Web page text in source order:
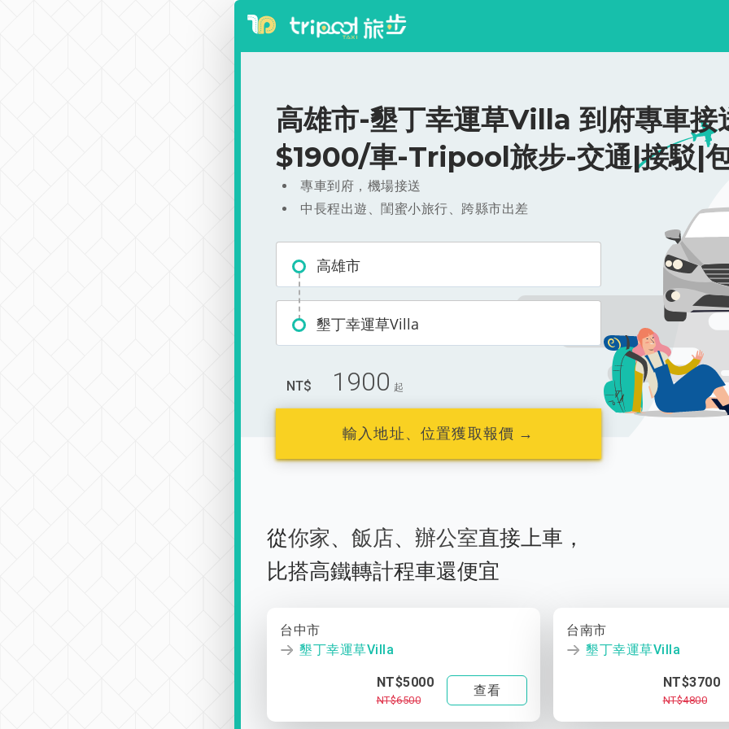
高雄市-墾丁幸運草Villa 到府專車接
$1900/車-Tripool旅步-交通|接駁|
專車到府，機場接送
中長程出遊、閨蜜小旅行、跨縣市出差
高雄市
墾丁幸運草Villa
NT$ 1900 起
輸入地址、位置獲取報價 →
從你家、 飯店、 辦公室直接上車，
比搭高鐵轉計程車還便宜
台中市
墾丁幸運草Villa
NT$5000
NT$6500
查看
台南市
墾丁幸運草Villa
NT$3700
NT$4800